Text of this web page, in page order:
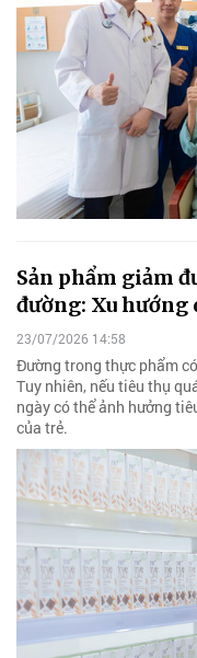
Sản phẩm giảm
đường: Xu
23/07/2026 14:58
Đường trong thực phẩm
Tuy nhiên, nếu tiêu thụ
ngày có thể ảnh hưởng
của trẻ.